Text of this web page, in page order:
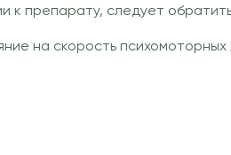
к препарату, следует
на скорость